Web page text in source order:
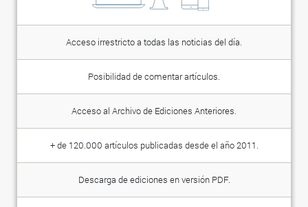
Acceso irrestricto a todas las noticias del día.
Posibilidad de comentar artículos.
Acceso al Archivo de Ediciones Anteriores.
+ de 120.000 artículos publicadas desde el año 2011.
Descarga de ediciones en versión PDF.